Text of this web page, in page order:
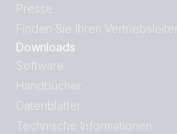
Downloads
Software
Handbücher
Datenblätter
Technische Informationen
Presse
Finden Sie Ihren Vertriebsleiter